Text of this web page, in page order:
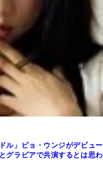
ル」ピョ・ウンジがデビュー
グラビアで共演するとは思わ